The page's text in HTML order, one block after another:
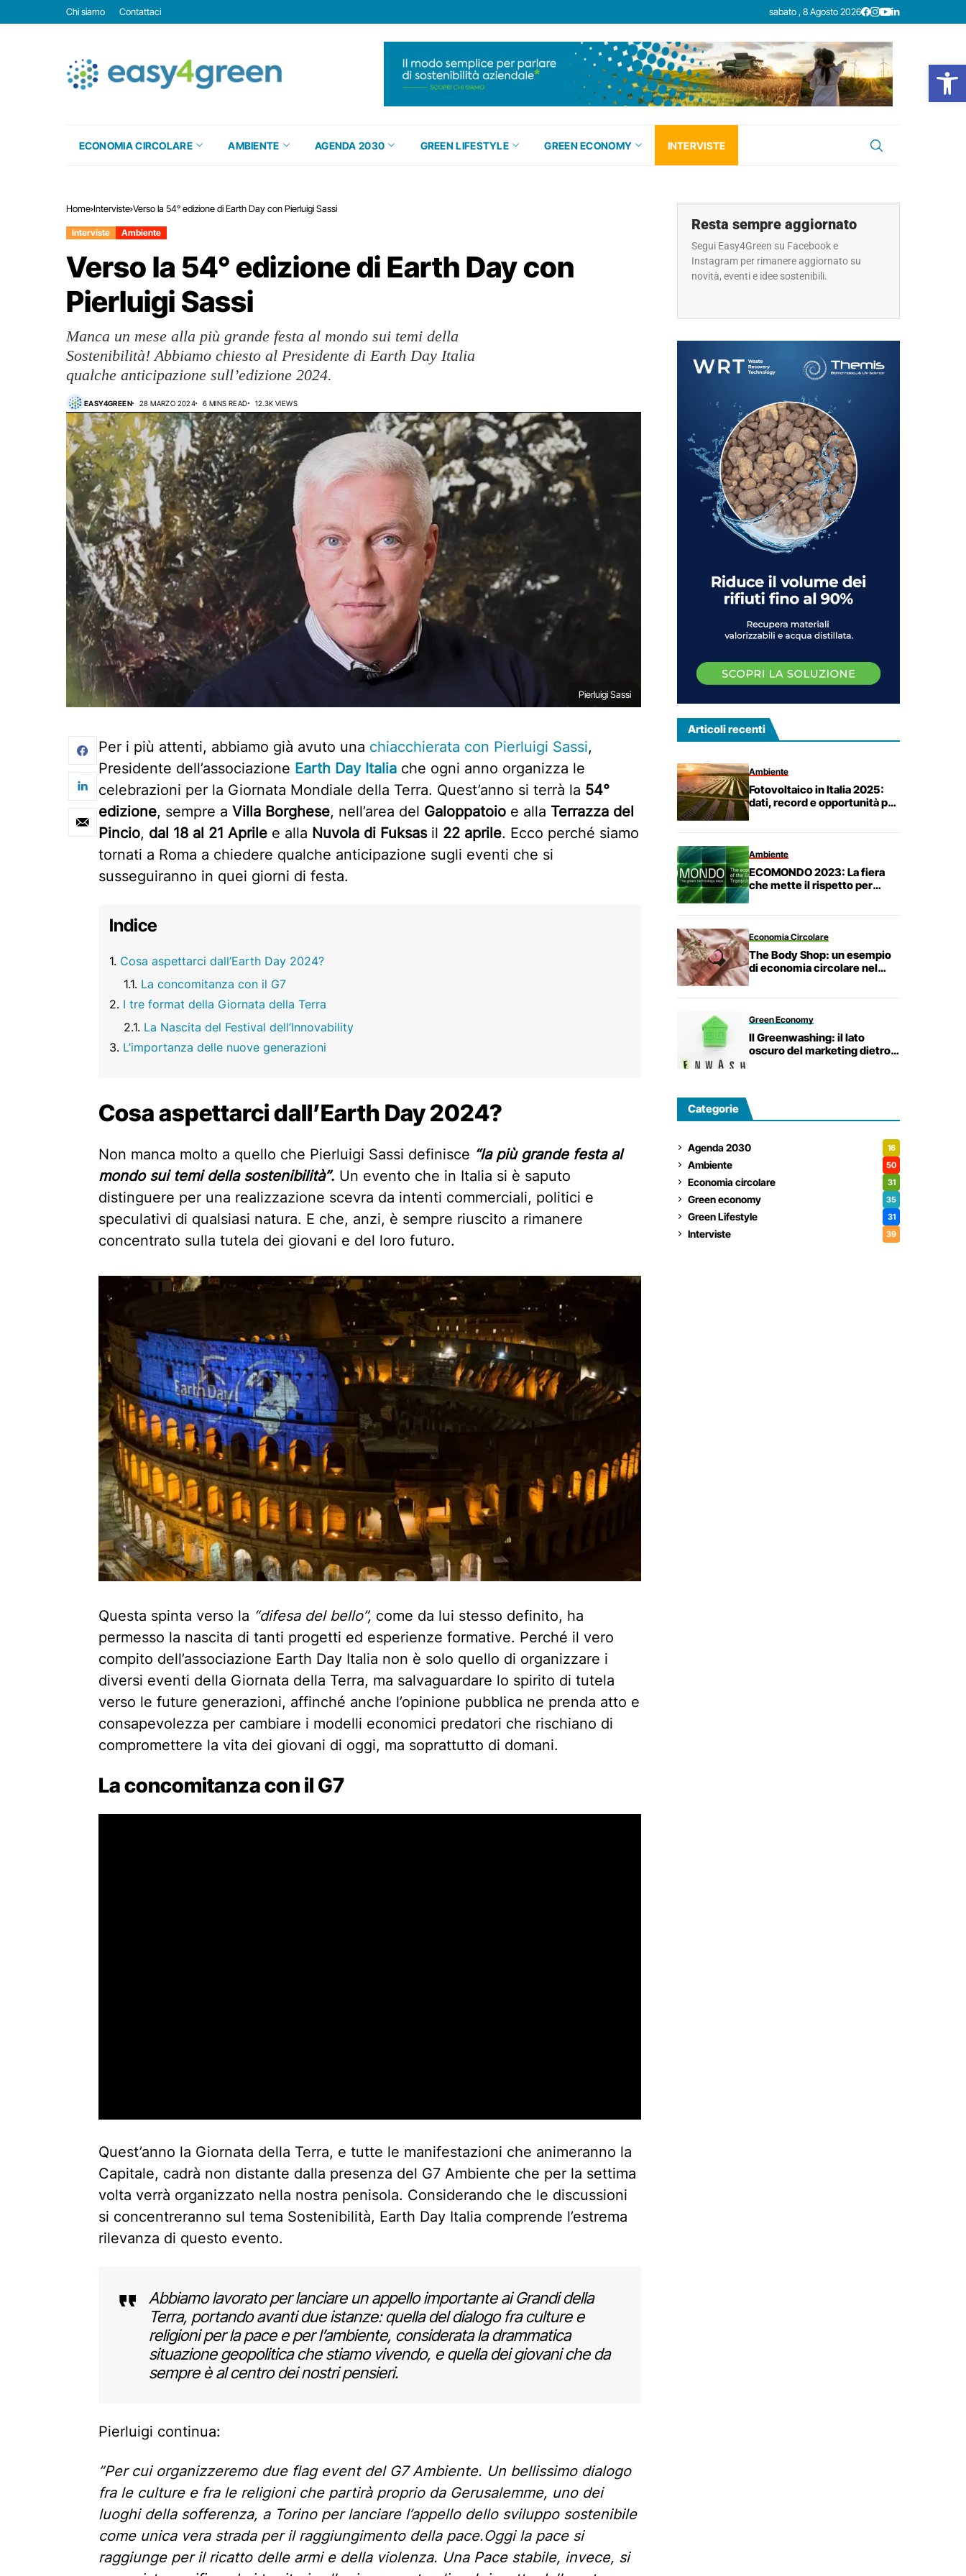
Chi siamo Contattaci sabato , 8 Agosto 2026
ECONOMIA CIRCOLARE AMBIENTE AGENDA 2030 GREEN LIFESTYLE GREEN ECONOMY INTERVISTE
Home Interviste Verso la 54° edizione di Earth Day con Pierluigi Sassi
Interviste Ambiente
Verso la 54° edizione di Earth Day con
Pierluigi Sassi
Manca un mese alla più grande festa al mondo sui temi della
Sostenibilità! Abbiamo chiesto al Presidente di Earth Day Italia
qualche anticipazione sull’edizione 2024.
EASY4GREEN 28 MARZO 2024 6 MINS READ 12.3K VIEWS
Pierluigi Sassi
Per i più attenti, abbiamo già avuto una chiacchierata con Pierluigi Sassi,
Presidente dell’associazione Earth Day Italia che ogni anno organizza le
celebrazioni per la Giornata Mondiale della Terra. Quest’anno si terrà la 54°
edizione, sempre a Villa Borghese, nell’area del Galoppatoio e alla Terrazza del
Pincio, dal 18 al 21 Aprile e alla Nuvola di Fuksasil 22 aprile. Ecco perché siamo
tornati a Roma a chiedere qualche anticipazione sugli eventi che si
susseguiranno in quei giorni di festa.
Indice
Cosa aspettarci dall’Earth Day 2024?
La concomitanza con il G7
I tre format della Giornata della Terra
La Nascita del Festival dell’Innovability
L’importanza delle nuove generazioni
Cosa aspettarci dall’Earth Day 2024?
Non manca molto a quello che Pierluigi Sassi definisce “la più grande festa al
mondo sui temi della sostenibilità”. Un evento che in Italia si è saputo
distinguere per una realizzazione scevra da intenti commerciali, politici e
speculativi di qualsiasi natura. E che, anzi, è sempre riuscito a rimanere
concentrato sulla tutela dei giovani e del loro futuro.
Questa spinta verso la “difesa del bello”, come da lui stesso definito, ha
permesso la nascita di tanti progetti ed esperienze formative. Perché il vero
compito dell’associazione Earth Day Italia non è solo quello di organizzare i
diversi eventi della Giornata della Terra, ma salvaguardare lo spirito di tutela
verso le future generazioni, affinché anche l’opinione pubblica ne prenda atto e
consapevolezza per cambiare i modelli economici predatori che rischiano di
compromettere la vita dei giovani di oggi, ma soprattutto di domani.
La concomitanza con il G7
Quest’anno la Giornata della Terra, e tutte le manifestazioni che animeranno la
Capitale, cadrà non distante dalla presenza del G7 Ambiente che per la settima
volta verrà organizzato nella nostra penisola. Considerando che le discussioni
si concentreranno sul tema Sostenibilità, Earth Day Italia comprende l’estrema
rilevanza di questo evento.
Abbiamo lavorato per lanciare un appello importante ai Grandi della
Terra, portando avanti due istanze: quella del dialogo fra culture e
religioni per la pace e per l’ambiente, considerata la drammatica
situazione geopolitica che stiamo vivendo, e quella dei giovani che da
sempre è al centro dei nostri pensieri.
Pierluigi continua:
”Per cui organizzeremo due flag event del G7 Ambiente. Un bellissimo dialogo
fra le culture e fra le religioni che partirà proprio da Gerusalemme, uno dei
luoghi della sofferenza, a Torino per lanciare l’appello dello sviluppo sostenibile
come unica vera strada per il raggiungimento della pace.Oggi la pace si
raggiunge per il ricatto delle armi e della violenza. Una Pace stabile, invece, si
Resta sempre aggiornato
Segui Easy4Green su Facebook e
Instagram per rimanere aggiornato su
novità, eventi e idee sostenibili.
Articoli recenti
Ambiente
Fotovoltaico in Italia 2025:
dati, record e opportunità per
Ambiente
ECOMONDO 2023: La fiera
che mette il rispetto per
Economia Circolare
The Body Shop: un esempio
di economia circolare nel
Green Economy
Il Greenwashing: il lato
oscuro del marketing dietro
Categorie
Agenda 2030 16
Ambiente 50
Economia circolare 31
Green economy 35
Green Lifestyle 31
Interviste 39